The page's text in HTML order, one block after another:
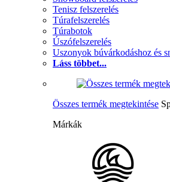
Tenisz felszerelés
Túrafelszerelés
Túrabotok
Úszófelszerelés
Uszonyok búvárkodáshoz és
Láss többet...
Összes termék megtekintése
Márkák